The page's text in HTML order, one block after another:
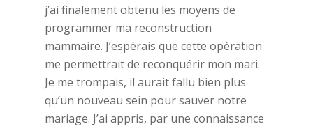
j’ai finalement obtenu les moyens de
programmer ma reconstruction
mammaire. J’espérais que cette opération
me permettrait de reconquérir mon mari.
Je me trompais, il aurait fallu bien plus
qu’un nouveau sein pour sauver notre
mariage. J’ai appris, par une connaissance